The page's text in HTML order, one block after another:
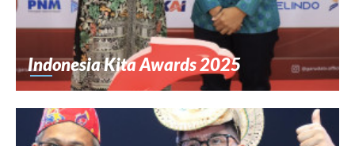
Indonesia Kita Awards 2025